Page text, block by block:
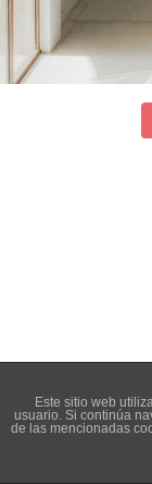
©
Este sitio web
usuario. Si continúa
de las mencionadas